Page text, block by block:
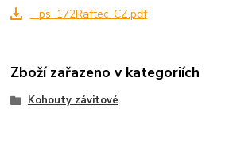
_ps_172Raftec_CZ.pdf
Zboží zařazeno v kategoriích
Kohouty závitové